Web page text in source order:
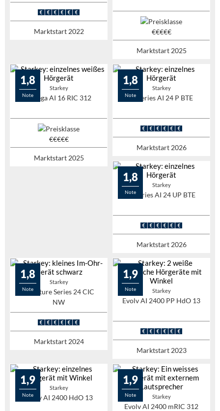
Marktstart 2022
Marktstart 2025
1,8
Note
Starkey
Omega AI 16 RIC 312
Marktstart 2025
1,8
Note
Starkey
G-Series AI 24 P BTE
Marktstart 2026
1,8
Note
Starkey
G-Series AI 24 UP BTE
Marktstart 2026
1,8
Note
Starkey
Signature Series 24 CIC
NW
Marktstart 2024
1,9
Note Starkey
Evolv AI 2400 PP HdO 13
Marktstart 2023
1,9
Note
Starkey
Evolv AI 2400 HdO 13
1,9
Note Starkey
Evolv AI 2400 mRIC 312